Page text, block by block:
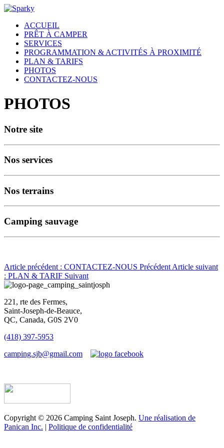
ACCUEIL
PRÊT À CAMPER
SERVICES
PROGRAMMATION & ACTIVITÉS À PROXIMITÉ
PLAN & TARIFS
PHOTOS
CONTACTEZ-NOUS
PHOTOS
Notre site
Nos services
Nos terrains
Camping sauvage
Article précédent : CONTACTEZ-NOUS Précédent Article suivant
: PLAN & TARIF Suivant
221, rte des Fermes,
Saint-Joseph-de-Beauce,
QC, Canada, G0S 2V0
(418) 397-5953
camping.sjb@gmail.com
Copyright © 2026 Camping Saint Joseph. Une réalisation de
Panican Inc. | Politique de confidentialité